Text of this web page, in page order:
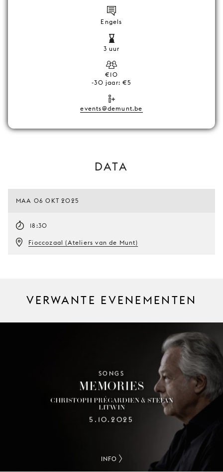
Engels
3 uur
€10
-30 jaar: €5
events@demunt.be
DATA
MAA 06 OKT 2025
18:30
Fioccozaal (Ateliers van de Munt)
VERWANTE EVENEMENTEN
SONGS
MEMORIES
CHRISTOPH PRÉGARDIEN & STEFAN
LITWIN
5.10.2025
INFO